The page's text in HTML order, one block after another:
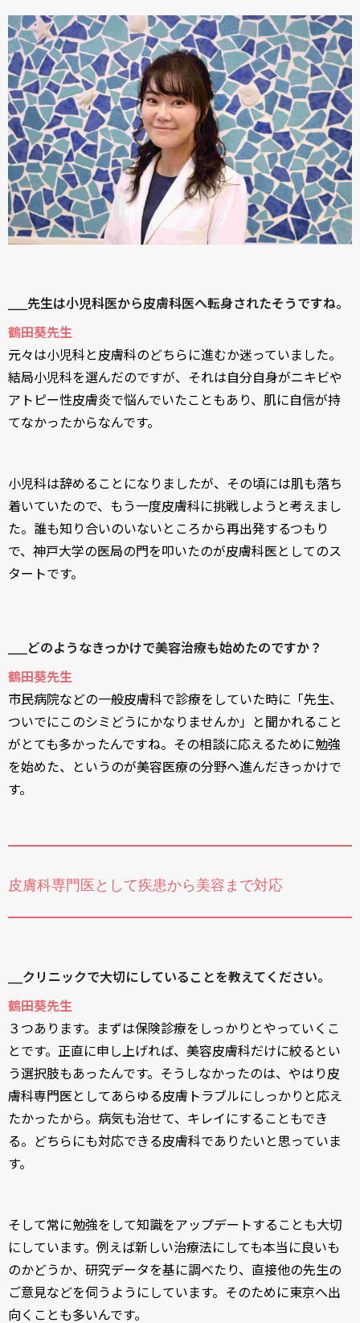
____先生は小児科医から皮膚科医へ転身されたそうですね。
鶴田葵先生
元々は小児科と皮膚科のどちらに進むか迷っていました。
結局小児科を選んだのですが、それは自分自身がニキビや
アトピー性皮膚炎で悩んでいたこともあり、肌に自信が持
てなかったからなんです。
小児科は辞めることになりましたが、その頃には肌も落ち
着いていたので、もう一度皮膚科に挑戦しようと考えまし
た。誰も知り合いのいないところから再出発するつもり
で、神戸大学の医局の門を叩いたのが皮膚科医としてのス
タートです。
____どのようなきっかけで美容治療も始めたのですか？
鶴田葵先生
市民病院などの一般皮膚科で診療をしていた時に「先生、
ついでにこのシミどうにかなりませんか」と聞かれること
がとても多かったんですね。その相談に応えるために勉強
を始めた、というのが美容医療の分野へ進んだきっかけで
す。
皮膚科専門医として疾患から美容まで対応
___クリニックで大切にしていることを教えてください。
鶴田葵先生
３つあります。まずは保険診療をしっかりとやっていくこ
とです。正直に申し上げれば、美容皮膚科だけに絞るとい
う選択肢もあったんです。そうしなかったのは、やはり皮
膚科専門医としてあらゆる皮膚トラブルにしっかりと応え
たかったから。病気も治せて、キレイにすることもでき
る。どちらにも対応できる皮膚科でありたいと思っていま
す。
そして常に勉強をして知識をアップデートすることも大切
にしています。例えば新しい治療法にしても本当に良いも
のかどうか、研究データを基に調べたり、直接他の先生の
ご意見などを伺うようにしています。そのために東京へ出
向くことも多いんです。